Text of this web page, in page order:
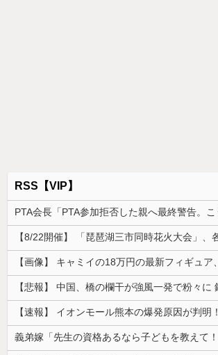
RSS【VIP】
【速報】 イオンモール熊本の爆発原因が判明